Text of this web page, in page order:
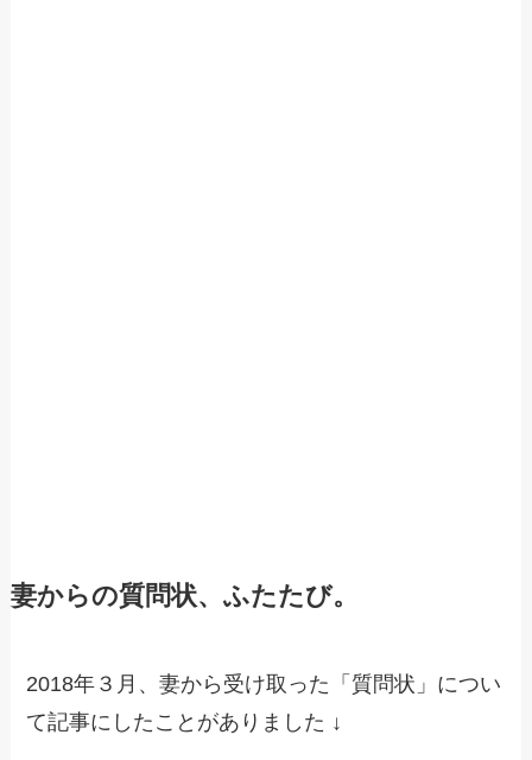
妻からの質問状、ふたたび。
2018年３月、妻から受け取った「質問状」につい
て記事にしたことがありました ↓